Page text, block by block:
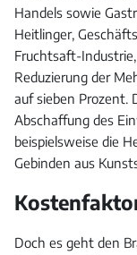
Handels sowie
Heitlinger,
Fruchtsaft-
Reduzierung der
auf sieben Prozent.
Abschaffung des
beispielsweise die
Gebinden aus
Doch es geht den